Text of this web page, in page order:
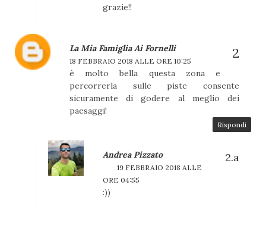
grazie!!
La Mia Famiglia Ai Fornelli
18 FEBBRAIO 2018 ALLE ORE 10:25
è molto bella questa zona e
percorrerla sulle piste consente
sicuramente di godere al meglio dei
paesaggi!
Rispondi
Andrea Pizzato
19 FEBBRAIO 2018 ALLE
ORE 04:55
:))